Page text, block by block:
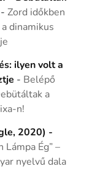
-Zord időkben
dinamikus
ilyen volt a
- Belépő
a
n!
2020) -
Lámpa Ég” –
nyelvű dala